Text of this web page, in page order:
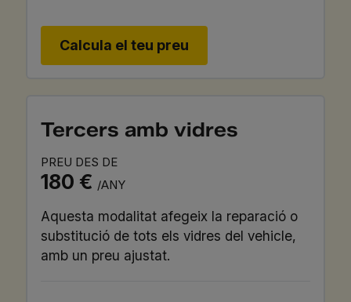
Calcula el teu preu
Tercers amb vidres
PREU DES DE
180 € /ANY
Aquesta modalitat afegeix la reparació o
substitució de tots els vidres del vehicle,
amb un preu ajustat.